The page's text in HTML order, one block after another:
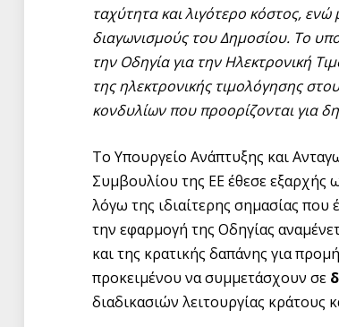
ταχύτητα και λιγότερο κόστος,
διαγωνισμούς του Δημοσίου. Το
την Οδηγία για την Ηλεκτρονική
της ηλεκτρονικής τιμολόγησης
κονδυλίων που προορίζονται για
Το Υπουργείο Ανάπτυξης και
Συμβουλίου της ΕΕ έθεσε εξαρχής
λόγω της ιδιαίτερης σημασίας που
την εφαρμογή της Οδηγίας
και της κρατικής δαπάνης για
προκειμένου να συμμετάσχουν σε
διαδικασιών λειτουργίας κράτους